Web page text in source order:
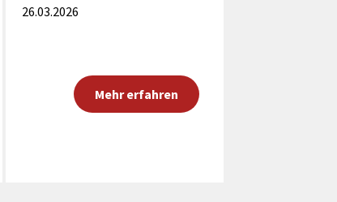
26.03.2026
Mehr erfahren